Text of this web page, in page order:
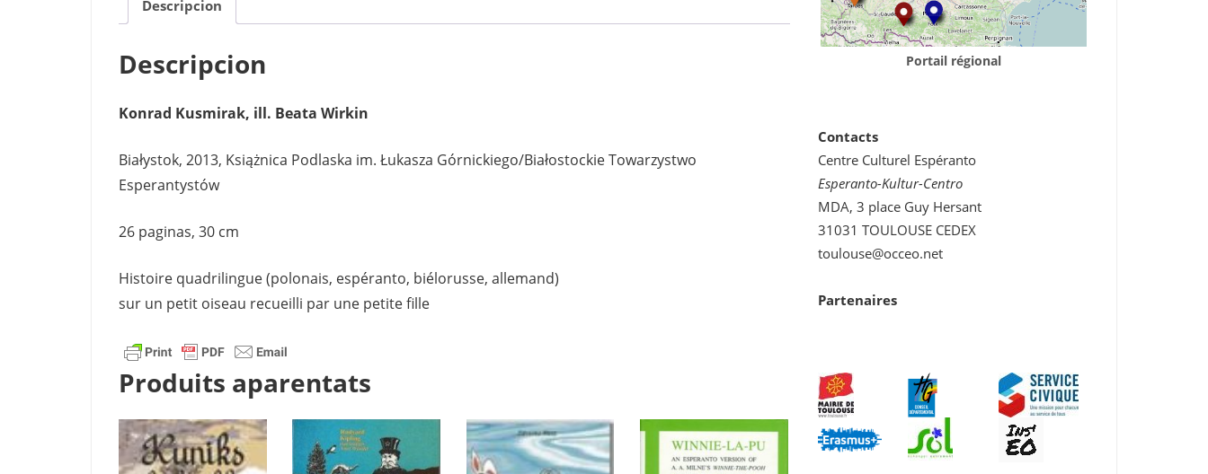
Descripcion
Descripcion
Konrad Kusmirak, ill. Beata Wirkin
Białystok, 2013, Książnica Podlaska im. Łukasza Górnickiego/Białostockie Towarzystwo
Esperantystów
26 paginas, 30 cm
Histoire quadrilingue (polonais, espéranto, biélorusse, allemand)
sur un petit oiseau recueilli par une petite fille
Produits aparentats
Portail régional
Contacts
Centre Culturel Espéranto
Esperanto-Kultur-Centro
MDA, 3 place Guy Hersant
31031 TOULOUSE CEDEX
toulouse@occeo.net
Partenaires